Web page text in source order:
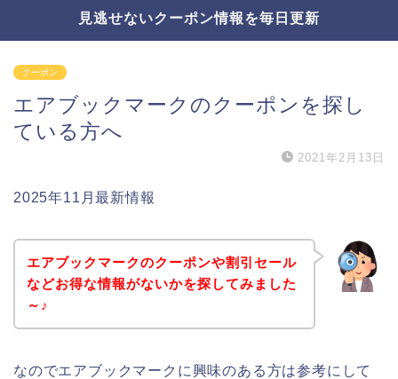
見逃せないクーポン情報を毎日更新
クーポン
エアブックマークのクーポンを探し
ている方へ
2021年2月13日
2025年11月最新情報
エアブックマークのクーポンや割引セール
などお得な情報がないかを探してみました
～♪
なのでエアブックマークに興味のある方は参考にして